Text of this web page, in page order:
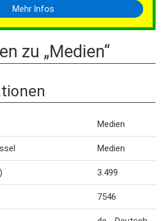
Mehr Infos
zu „Medien“
Medien
Medien
3.499
7546